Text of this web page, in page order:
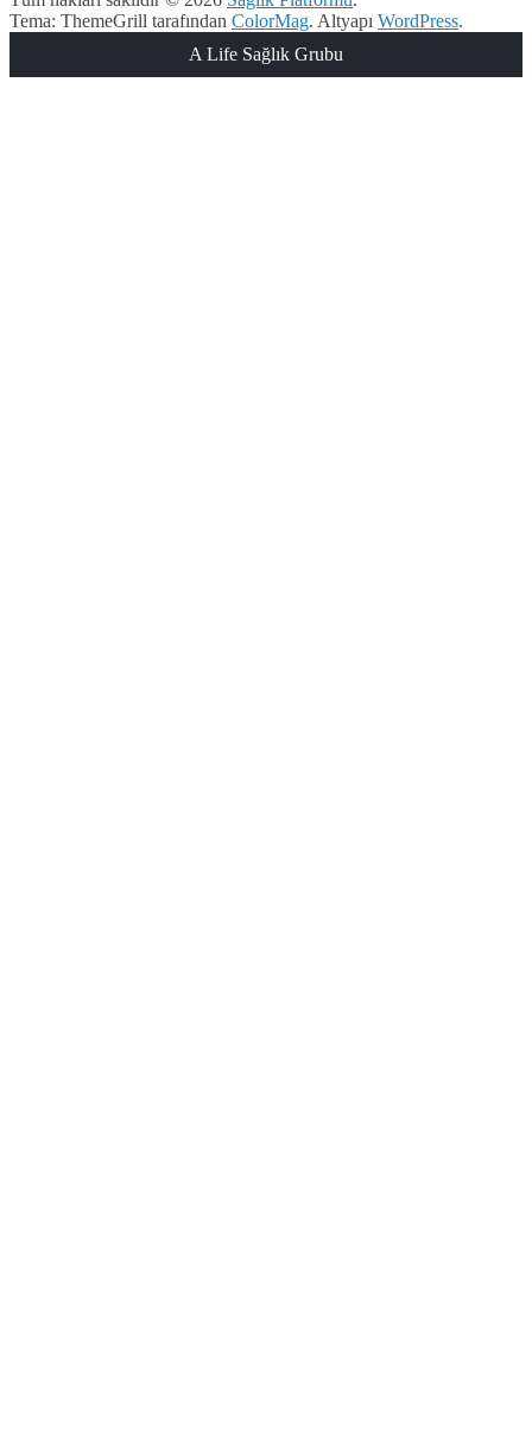
Tema: ThemeGrill tarafından ColorMag. Altyapı WordPress.
A Life Sağlık Grubu